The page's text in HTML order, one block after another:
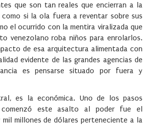
que son tan reales que encierran a la
si la ola fuera a reventar sobre sus
el ocurrido con la mentira viralizada que
venezolano roba niños para enrolarlos.
de esa arquitectura alimentada con
evidente de las grandes agencias de
es pensarse situado por fuera y
es la económica. Uno de los pasos
comenzó este asalto al poder fue el
millones de dólares perteneciente a la